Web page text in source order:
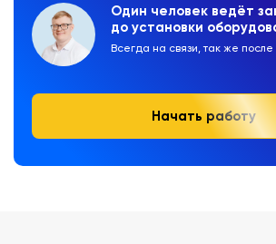
Один человек ведёт
до установки
Всегда на связи, так же после
Начать работу